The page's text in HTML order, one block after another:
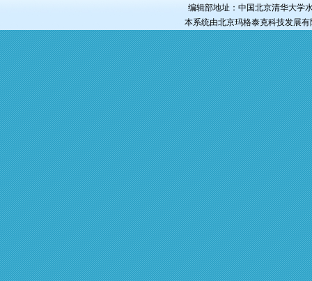
编辑部地址：中国北京清华大
本系统由北京玛格泰克科技发展有